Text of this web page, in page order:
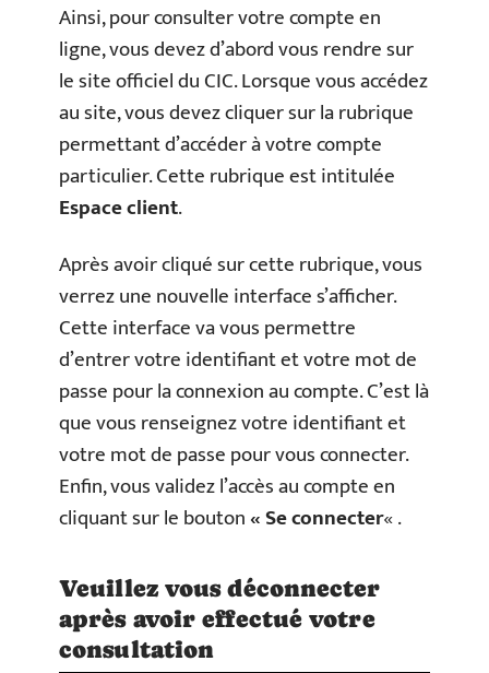
Ainsi, pour consulter votre compte en
ligne, vous devez d’abord vous rendre sur
le site officiel du CIC. Lorsque vous accédez
au site, vous devez cliquer sur la rubrique
permettant d’accéder à votre compte
particulier. Cette rubrique est intitulée
Espace client.
Après avoir cliqué sur cette rubrique, vous
verrez une nouvelle interface s’afficher.
Cette interface va vous permettre
d’entrer votre identifiant et votre mot de
passe pour la connexion au compte. C’est là
que vous renseignez votre identifiant et
votre mot de passe pour vous connecter.
Enfin, vous validez l’accès au compte en
cliquant sur le bouton« Se connecter« .
Veuillez vous déconnecter
après avoir effectué votre
consultation